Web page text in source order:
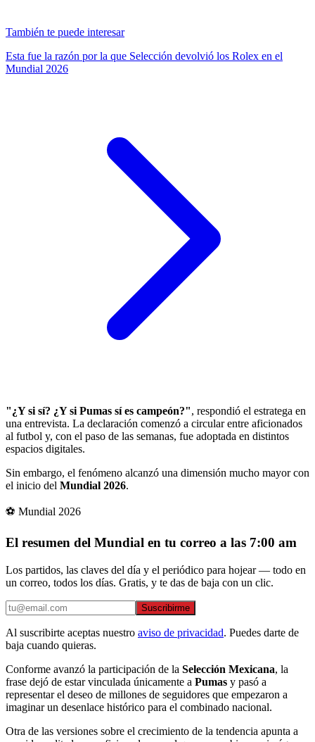
También te puede interesar
Esta fue la razón por la que Selección devolvió los Rolex en el
Mundial 2026
"¿Y si sí? ¿Y si Pumas sí es campeón?", respondió el estratega en
una entrevista. La declaración comenzó a circular entre aficionados
al futbol y, con el paso de las semanas, fue adoptada en distintos
espacios digitales.
Sin embargo, el fenómeno alcanzó una dimensión mucho mayor con
el inicio del Mundial 2026.
⚽ Mundial 2026
El resumen del Mundial en tu correo a las 7:00 am
Los partidos, las claves del día y el periódico para hojear — todo en
un correo, todos los días. Gratis, y te das de baja con un clic.
Suscribirme
Al suscribirte aceptas nuestro aviso de privacidad. Puedes darte de
baja cuando quieras.
Conforme avanzó la participación de la Selección Mexicana, la
frase dejó de estar vinculada únicamente a Pumas y pasó a
representar el deseo de millones de seguidores que empezaron a
imaginar un desenlace histórico para el combinado nacional.
Otra de las versiones sobre el crecimiento de la tendencia apunta a